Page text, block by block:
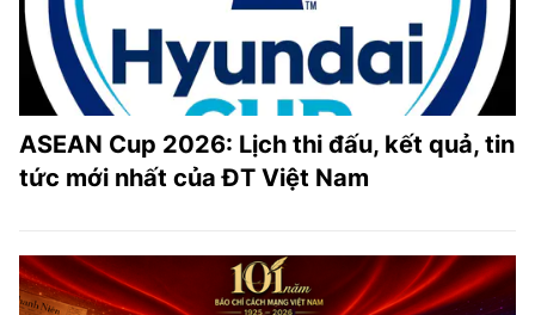
ASEAN Cup 2026: Lịch thi đấu, kết quả, tin
tức mới nhất của ĐT Việt Nam